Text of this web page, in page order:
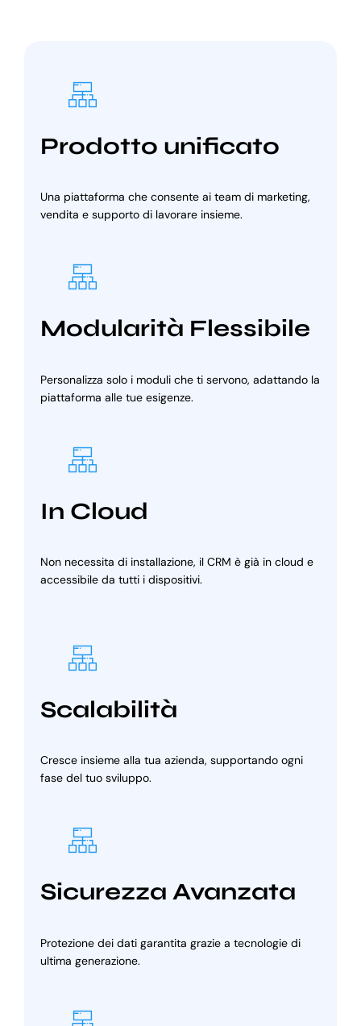
Prodotto unificato
Una piattaforma che consente ai team di marketing,
vendita e supporto di lavorare insieme.
Modularità Flessibile
Personalizza solo i moduli che ti servono, adattando la
piattaforma alle tue esigenze.
In Cloud
Non necessita di installazione, il CRM è già in cloud e
accessibile da tutti i dispositivi.
Scalabilità
Cresce insieme alla tua azienda, supportando ogni
fase del tuo sviluppo.
Sicurezza Avanzata
Protezione dei dati garantita grazie a tecnologie di
ultima generazione.